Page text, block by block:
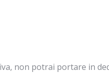
non potrai portare in